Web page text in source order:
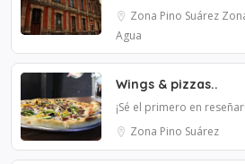
Zona Pino Suárez
Agua
Wings & pizzas..
¡Sé el primero en reseñar!
Zona Pino Suárez